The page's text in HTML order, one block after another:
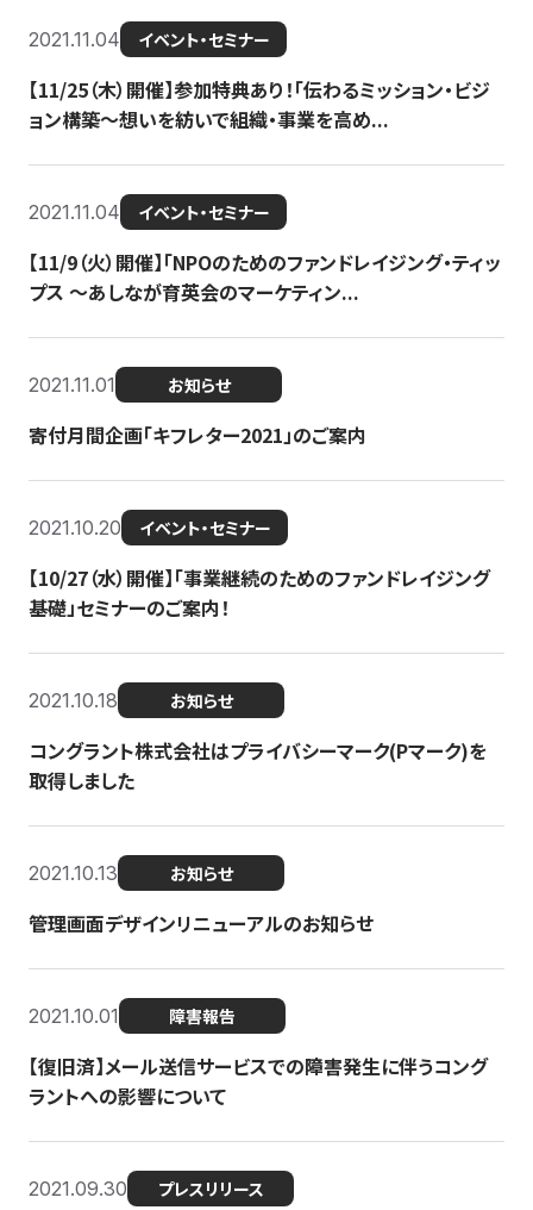
2021.11.04 イベント・セミナー
【11/25（木）開催】参加特典あり！「伝わるミッション・ビジ
ョン構築〜想いを紡いで組織・事業を高め...
2021.11.04 イベント・セミナー
【11/9（火）開催】「NPOのためのファンドレイジング・ティッ
プス 〜あしなが育英会のマーケティン...
2021.11.01 お知らせ
寄付月間企画「キフレター2021」のご案内
2021.10.20 イベント・セミナー
【10/27（水）開催】「事業継続のためのファンドレイジング
基礎」セミナーのご案内！
2021.10.18 お知らせ
コングラント株式会社はプライバシーマーク(Pマーク)を
取得しました
2021.10.13 お知らせ
管理画面デザインリニューアルのお知らせ
2021.10.01 障害報告
【復旧済】メール送信サービスでの障害発生に伴うコング
ラントへの影響について
2021.09.30 プレスリリース